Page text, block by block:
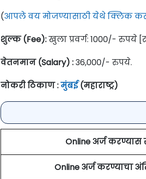
(आपले वय मोजण्यासाठी येथे क्लिक
शुल्क (Fee):खुला प्रवर्ग: 1000/- रुपये
वेतनमान (Salary) :36,000/- रुपये.
नोकरी ठिकाण :मुंबई(महाराष्ट्र)
Online अर्ज
Online अर्ज करण्याचा